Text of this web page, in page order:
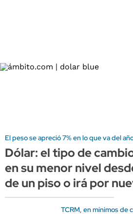
El peso se apreció 7% en lo que va del
Dólar: el tipo de
en su menor nivel
de un piso o irá por
TCRM, en mínimos de